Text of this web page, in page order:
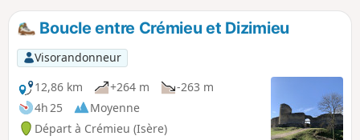
Boucle entre Crémieu et Dizimieu
Visorandonneur
12,86 km
+264 m
-263 m
4h 25
Moyenne
Départ à Crémieu (Isère)